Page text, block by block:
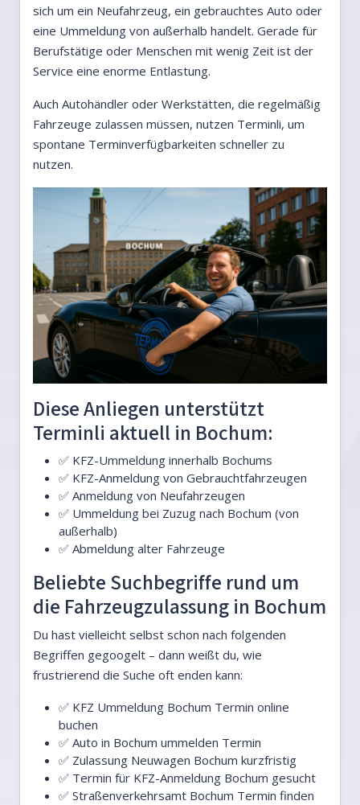
sich um ein Neufahrzeug, ein gebrauchtes Auto oder
eine Ummeldung von außerhalb handelt. Gerade für
Berufstätige oder Menschen mit wenig Zeit ist der
Service eine enorme Entlastung.
Auch Autohändler oder Werkstätten, die regelmäßig
Fahrzeuge zulassen müssen, nutzen Terminli, um
spontane Terminverfügbarkeiten schneller zu
nutzen.
Diese Anliegen unterstützt
Terminli aktuell in Bochum:
✅ KFZ-Ummeldung innerhalb Bochums
✅ KFZ-Anmeldung von Gebrauchtfahrzeugen
✅ Anmeldung von Neufahrzeugen
✅ Ummeldung bei Zuzug nach Bochum (von
außerhalb)
✅ Abmeldung alter Fahrzeuge
Beliebte Suchbegriffe rund um
die Fahrzeugzulassung in Bochum
Du hast vielleicht selbst schon nach folgenden
Begriffen gegoogelt – dann weißt du, wie
frustrierend die Suche oft enden kann:
✅ KFZ Ummeldung Bochum Termin online
buchen
✅ Auto in Bochum ummelden Termin
✅ Zulassung Neuwagen Bochum kurzfristig
✅ Termin für KFZ-Anmeldung Bochum gesucht
✅ Straßenverkehrsamt Bochum Termin finden